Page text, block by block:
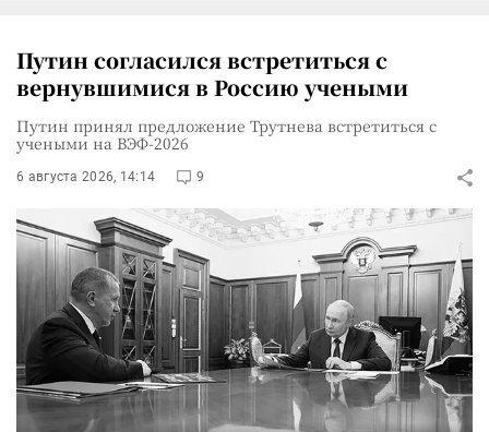
Путин согласился встретиться с
вернувшимися в Россию учеными
Путин принял предложение Трутнева встретиться с
учеными на ВЭФ-2026
6 августа 2026, 14:14 9